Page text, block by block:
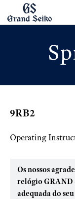
9RB2
Operating
Os nossos
relógio GRAND
adequada do